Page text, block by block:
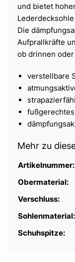
und bietet
Die
Aufprallkräfte
ob drinnen
verstellbare
Mehr zu
Artikelnummer:
Obermaterial:
Verschluss:
Sohlenmaterial:
Schuhspitze: